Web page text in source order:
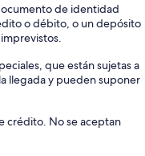
de identidad
o débito, o un depósito
que están sujetas a
llegada y pueden suponer
crédito. No se aceptan